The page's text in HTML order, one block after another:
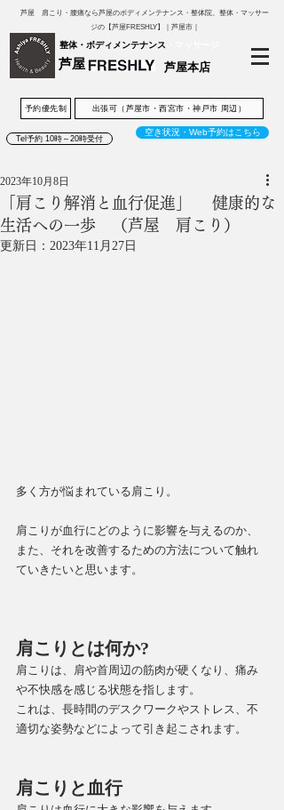
芦屋 肩こり・腰痛なら芦屋のボディメンテナンス・整体院、整体・マッサー
ジの【芦屋FRESHLY】｜芦屋市｜
芦屋本店
整体・ボディメンテナンス
芦屋
予約優先制 出張可（芦屋市・西宮市・神戸市 周辺）
Tel予約 10時～20時受付
空き状況・Web予約はこちら
「肩こり解消と血行促進」 健康的な
生活への一歩 （芦屋 肩こり）
2023年10月8日
更新日： 2023年11月27日
多く方が悩まれている肩こり。
肩こりが血行にどのように影響を与えるのか、
また、それを改善するための方法について触れ
ていきたいと思います。
肩こりとは何か?
肩こりは、肩や首周辺の筋肉が硬くなり、痛み
や不快感を感じる状態を指します。
これは、長時間のデスクワークやストレス、不
適切な姿勢などによって引き起こされます。
肩こりと血行